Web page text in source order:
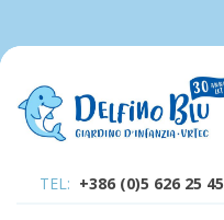
TEL: +386 (0)5 626 25 45